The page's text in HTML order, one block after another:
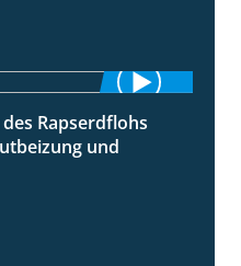
2:31
Rapserdflohs
und